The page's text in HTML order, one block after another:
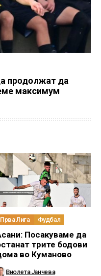
продолжат да
максимум
Прва Лига Фудбал
Посакуваме да
трите бодови
во Куманово
Виолета Јанчева